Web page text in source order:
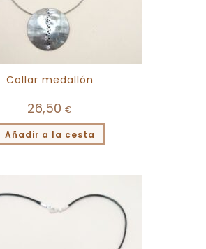
Collar medallón
26,50 €
Añadir a la cesta